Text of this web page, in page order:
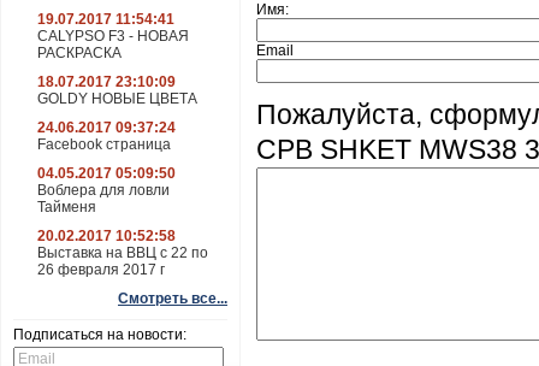
19.07.2017 11:54:41
CALYPSO F3 - НОВАЯ
РАСКРАСКА
18.07.2017 23:10:09
GOLDY НОВЫЕ ЦВЕТА
24.06.2017 09:37:24
Facebook страница
04.05.2017 05:09:50
Воблера для ловли
Тайменя
20.02.2017 10:52:58
Выставка на ВВЦ с 22 по
26 февраля 2017 г
Смотреть все...
Подписаться на новости:
Имя:
Email
Пожалуйста,
CPB SHKET MWS38